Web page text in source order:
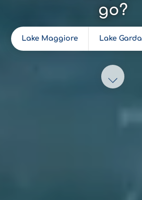
go?
Lake Maggiore Lake Garda